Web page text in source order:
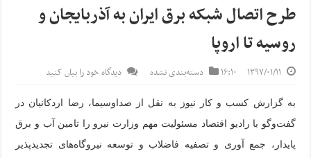
طرح اتصال شبکه برق ایران به آذربایجان و
روسیه تا اروپا­
۱۳۹۷/۰۱/۱۱ ۱۶:۱۰ دسته‌بندی نشده دیدگاه خود را بیان کنید
به گزارش کسب و کار نیوز به نقل از صداوسیما، رضا اردکانیان در
گفت‌وگو با رادیو اقتصاد مسئولیت مهم وزارت نیرو را تامین آب و برق
پایدار، جمع آوری و تصفیه فاضلاب و توسعه نیروگاه‌های تجدیدپذیر